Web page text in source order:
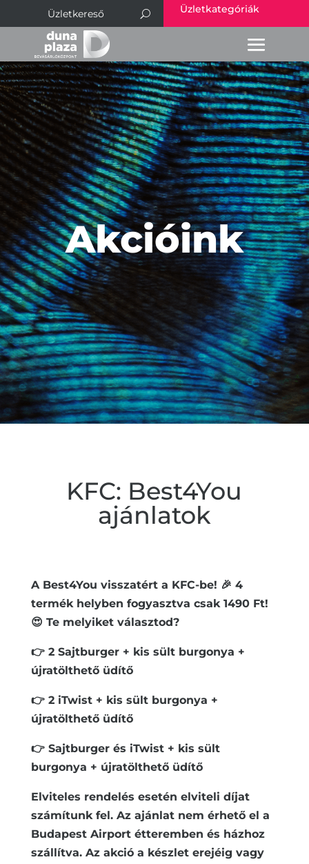
Üzletkategóriák
Akcióink
KFC: Best4You
ajánlatok
A Best4You visszatért a KFC-be! 🎉 4
termék helyben fogyasztva csak 1490 Ft!
😍 Te melyiket választod?
👉2 Sajtburger + kis sült burgonya +
újratölthető üdítő
👉2 iTwist + kis sült burgonya +
újratölthető üdítő
👉Sajtburger és iTwist + kis sült
burgonya + újratölthető üdítő
Elviteles rendelés esetén elviteli díjat
számítunk fel. Az ajánlat nem érhető el a
Budapest Airport étteremben és házhoz
szállítva. Az akció a készlet erejéig vagy